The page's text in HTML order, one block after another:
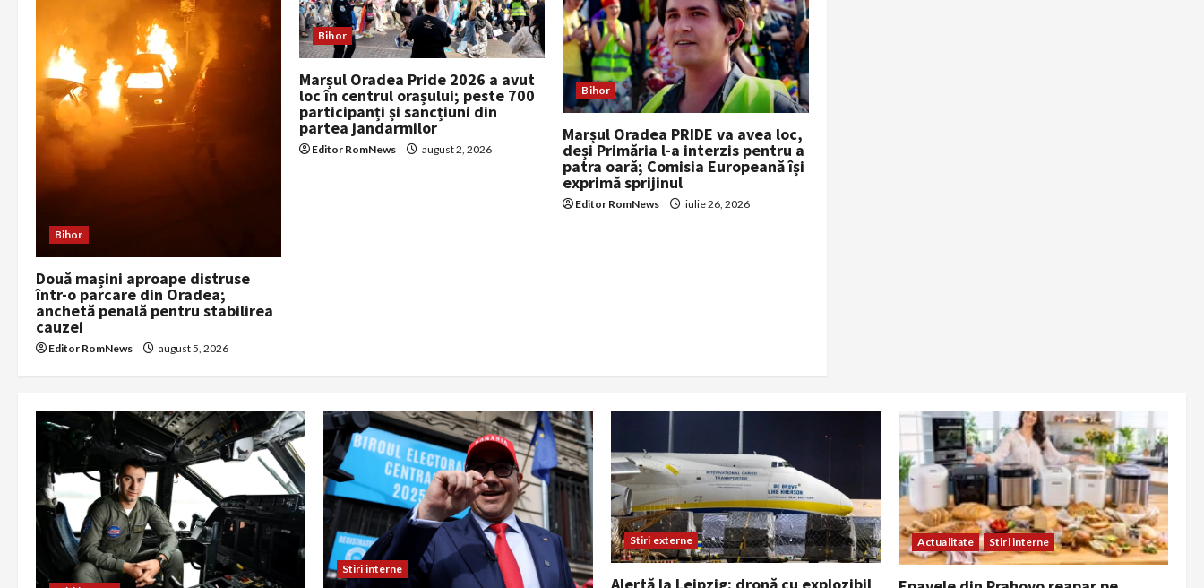
a
t
i
o
n
Bihor
Două mașini aproape distruse
într-o parcare din Oradea;
anchetă penală pentru stabilirea
cauzei
Editor RomNews august 5, 2026
Bihor
Marșul Oradea Pride 2026 a avut
loc în centrul orașului; peste 700
participanți și sancțiuni din
partea jandarmilor
Editor RomNews august 2, 2026
Bihor
Marșul Oradea PRIDE va avea loc,
deși Primăria l-a interzis pentru a
patra oară; Comisia Europeană își
exprimă sprijinul
Editor RomNews iulie 26, 2026
Stiri interne
Stiri externe Actualitate Stiri interne